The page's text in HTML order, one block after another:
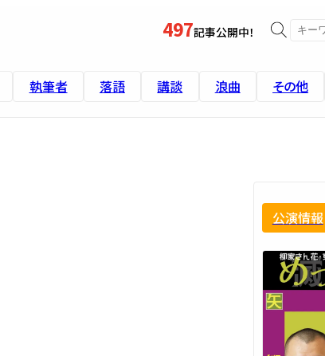
497記事公開中！
執筆者 落語 講談 浪曲 その他
公演情報